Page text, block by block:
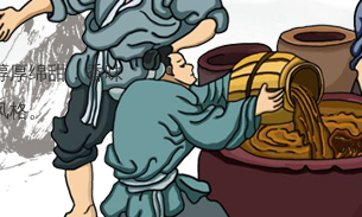
厚绵甜，香味
格。